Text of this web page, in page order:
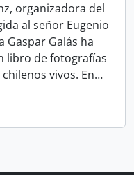
organizadora del
al señor Eugenio
Gaspar Galás ha
libro de fotografías
vivos. En…